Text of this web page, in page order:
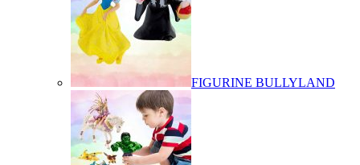
FIGURINE BULLYLAND